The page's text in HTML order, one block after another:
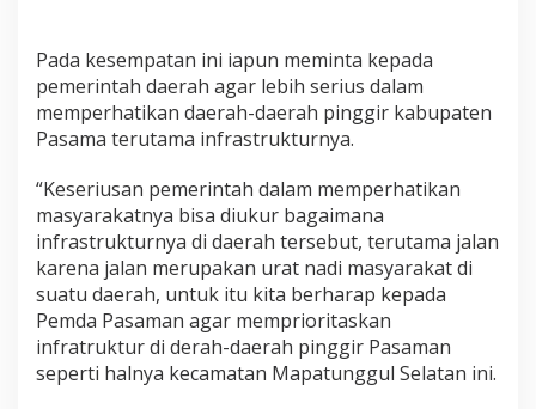
u
j
u
R
S
b
n
u
S
i
n
a
P
a
Pada kesempatan ini iapun meminta kepada
pemerintah daerah agar lebih serius dalam
memperhatikan daerah-daerah pinggir kabupaten
Pasama terutama infrastrukturnya.
“Keseriusan pemerintah dalam memperhatikan
masyarakatnya bisa diukur bagaimana
infrastrukturnya di daerah tersebut, terutama jalan
karena jalan merupakan urat nadi masyarakat di
suatu daerah, untuk itu kita berharap kepada
Pemda Pasaman agar memprioritaskan
infratruktur di derah-daerah pinggir Pasaman
seperti halnya kecamatan Mapatunggul Selatan ini.